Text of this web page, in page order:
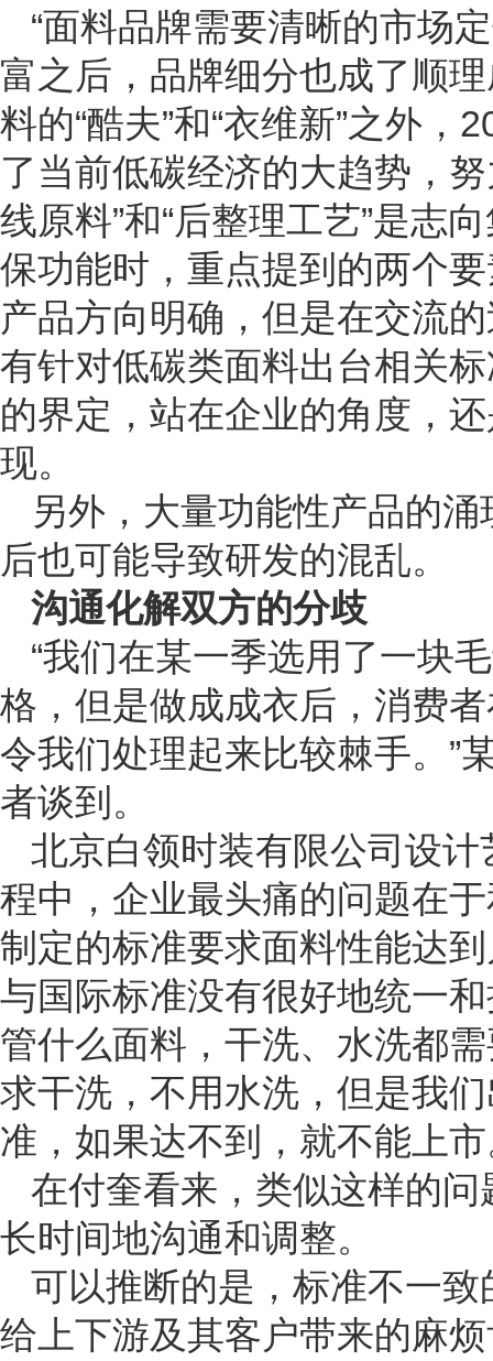
“面料品牌需要清晰的市场
富之后，品牌细分也成了顺
料的“酷夫”和“衣维新”之外，
了当前低碳经济的大趋势，
线原料”和“后整理工艺”是志
保功能时，重点提到的两个
产品方向明确，但是在交流
有针对低碳类面料出台相关
的界定，站在企业的角度，
现。
另外，大量功能性产品的
后也可能导致研发的混乱。
沟通化解双方的分歧
“我们在某一季选用了一块
格，但是做成成衣后，消费
令我们处理起来比较棘手。”
者谈到。
北京白领时装有限公司设
程中，企业最头痛的问题在
制定的标准要求面料性能达
与国际标准没有很好地统一
管什么面料，干洗、水洗都
求干洗，不用水洗，但是我
准，如果达不到，就不能上市
在付奎看来，类似这样的
长时间地沟通和调整。
可以推断的是，标准不一
给上下游及其客户带来的麻